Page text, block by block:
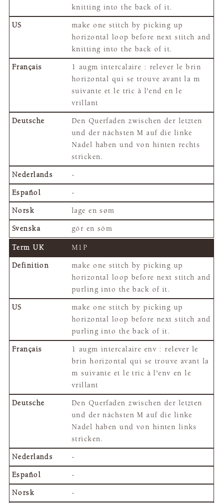
knitting into the back of it.
make one stitch by picking up
horizontal loop before next stitch and
knitting into the back of it.
1 augm intercalaire : relever le brin
horizontal qui se trouve avant la m
suivante et le tric à l'end en le
vrillant
Den Querfaden zwischen der letzten
und der nächsten M auf die linke
Nadel haben und von hinten rechts
stricken.
-
-
lage en søm
gör en söm
M1P
make one stitch by picking up
horizontal loop before next stitch and
purling into the back of it.
make one stitch by picking up
horizontal loop before next stitch and
purling into the back of it.
1 augm intercalaire env : relever le
brin horizontal qui se trouve avant la
m suivante et le tric à l'env en le
vrillant
Den Querfaden zwischen der letzten
und der nächsten M auf die linke
Nadel haben und von hinten links
stricken.
-
-
-